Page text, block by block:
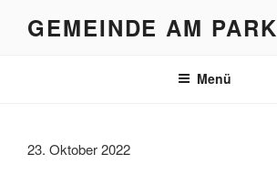
InhaltGEMEINDE AM PARK
Menü
23. Oktober 2022